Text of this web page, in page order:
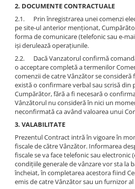
Instrumente cuticule
Pensule unghii
Bureti coc
Casca dus
Cordelute
Elastice, agrafe
Fard de obraz
Fixare machiaj
Fond de ten
Iluminator, contur
Pudra
Ustensile, accesorii machiaj
Accesorii machiaj
Aparate machiaj
Bureti make-up
Genti cosmetice
Oglinzi cosmetice
Pensule make-up
2. DOCUMENTE CONTRACTUALE
2.1. Prin înregistrarea unei comenzi
pe site-ul anterior menţionat,
forma de comunicare (telefonic sau e-
işi derulează operaţiunile.
2.2. Dacă Vanzatorul confirmă
o acceptare completă a termenilor
comenzii de catre Vânzător se consideră
există o confirmare verbal sau scrisă din
Cumpărător, fără a fi necesară o
Vânzătorul nu consideră în nici un
neconfirmată ca având valoarea unui
3. VALABILITATE
Prezentul Contract intră în vigoare în
fiscale de către Vânzător. Informarea
fiscale se va face telefonic sau electronic
condiţiile generale de vânzare vor sta la
încheiat, în completarea acestora fiind
emis de catre Vânzător sau un furnizor al